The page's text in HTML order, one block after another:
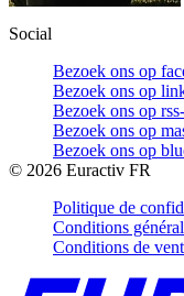
Social
Bezoek ons op
Bezoek ons op
Bezoek ons op
Bezoek ons op
Bezoek ons op
© 2026 Euractiv FR
Politique de
Conditions
Conditions de